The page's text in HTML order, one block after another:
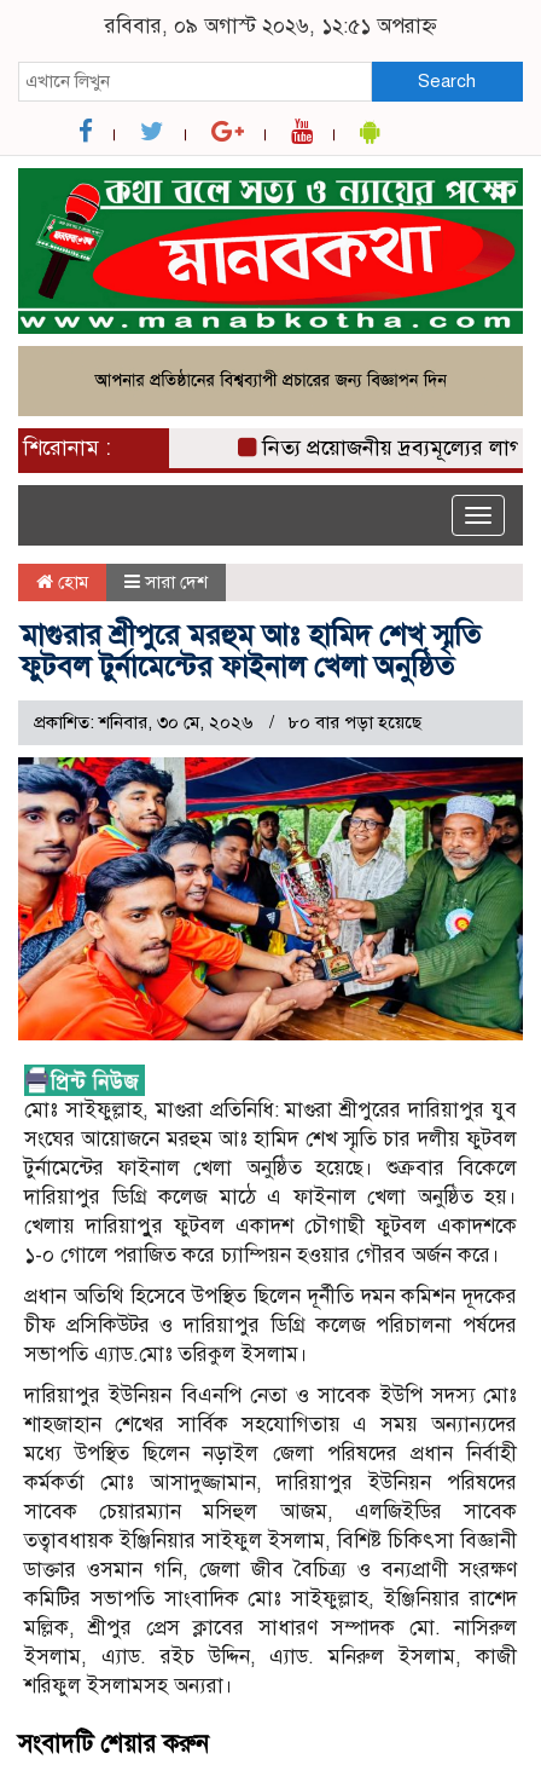
রবিবার, ০৯ অগাস্ট ২০২৬, ১২:৫১ অপরাহ্ন
Search
শিরোনাম : নিত্য প্রয়োজনীয় দ্রব্যমূল্যের
Toggle
হোম সারা দেশ
মাগুরার শ্রীপুরে মরহুম আঃ হামিদ শেখ স্মৃতি
ফুটবল টুর্নামেন্টের ফাইনাল খেলা অনুষ্ঠিত
প্রকাশিত: শনিবার, ৩০ মে, ২০২৬ ৮০ বার পড়া হয়েছে
মোঃ সাইফুল্লাহ, মাগুরা প্রতিনিধি: মাগুরা শ্রীপুরের দারিয়াপুর যুব
সংঘের আয়োজনে মরহুম আঃ হামিদ শেখ স্মৃতি চার দলীয় ফুটবল
টুর্নামেন্টের ফাইনাল খেলা অনুষ্ঠিত হয়েছে। শুক্রবার বিকেলে
দারিয়াপুর ডিগ্রি কলেজ মাঠে এ ফাইনাল খেলা অনুষ্ঠিত হয়।
খেলায় দারিয়াপুুর ফুটবল একাদশ চৌগাছী ফুটবল একাদশকে
১-০ গোলে পরাজিত করে চ্যাম্পিয়ন হওয়ার গৌরব অর্জন করে।
প্রধান অতিথি হিসেবে উপস্থিত ছিলেন দূর্নীতি দমন কমিশন দূদকের
চীফ প্রসিকিউটর ও দারিয়াপুর ডিগ্রি কলেজ পরিচালনা পর্ষদের
সভাপতি এ্যাড.মোঃ তরিকুল ইসলাম।
দারিয়াপুর ইউনিয়ন বিএনপি নেতা ও সাবেক ইউপি সদস্য মোঃ
শাহজাহান শেখের সার্বিক সহযোগিতায় এ সময় অন্যান্যদের
মধ্যে উপস্থিত ছিলেন নড়াইল জেলা পরিষদের প্রধান নির্বাহী
কর্মকর্তা মোঃ আসাদুজ্জামান, দারিয়াপুর ইউনিয়ন পরিষদের
সাবেক চেয়ারম্যান মসিহুল আজম, এলজিইডির সাবেক
তত্বাবধায়ক ইঞ্জিনিয়ার সাইফুল ইসলাম, বিশিষ্ট চিকিৎসা বিজ্ঞানী
ডাক্তার ওসমান গনি, জেলা জীব বৈচিত্র্য ও বন্যপ্রাণী সংরক্ষণ
কমিটির সভাপতি সাংবাদিক মোঃ সাইফুল্লাহ, ইঞ্জিনিয়ার রাশেদ
মল্লিক, শ্রীপুর প্রেস ক্লাবের সাধারণ সম্পাদক মো. নাসিরুল
ইসলাম, এ্যাড. রইচ উদ্দিন, এ্যাড. মনিরুল ইসলাম, কাজী
শরিফুল ইসলামসহ অন্যরা।
সংবাদটি শেয়ার করুন